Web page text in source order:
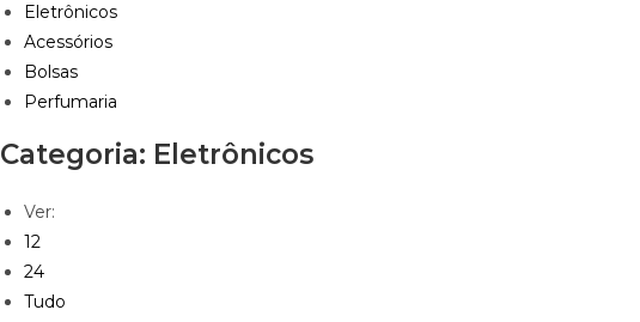
Eletrônicos
Acessórios
Bolsas
Perfumaria
Categoria: Eletrônicos
Ver:
12
24
Tudo